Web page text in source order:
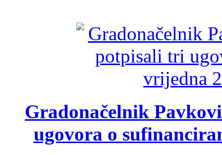
Gradonačelnik
ugovora o